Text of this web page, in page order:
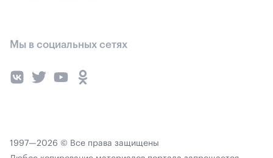
Мы в социальных сетях
1997—2026 © Все права защищены